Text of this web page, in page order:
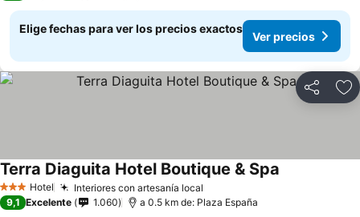
Elige fechas para ver los precios exactos
Ver precios
Compartir
3 Estrellas
Hotel Interiores con artesanía local
Terra Diaguita Hotel Boutique & Spa
9,1 Excelente 1.060 a 0.5 km de: Plaza España